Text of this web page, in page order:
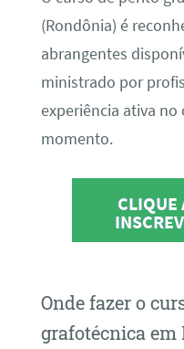
(Rondônia) é
abrangentes
ministrado por
experiência ativa
momento.
CLIQUE
Onde fazer o
grafotécnica em